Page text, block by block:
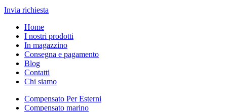
Invia richiesta
Home
I nostri prodotti
In magazzino
Consegna e pagamento
Blog
Contatti
Chi siamo
Compensato Per Esterni
Compensato marino